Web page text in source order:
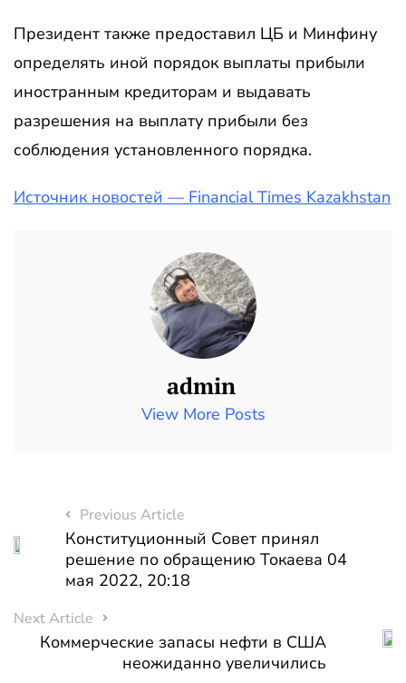
Президент также предоставил ЦБ и Минфину
определять иной порядок выплаты прибыли
иностранным кредиторам и выдавать
разрешения на выплату прибыли без
соблюдения установленного порядка.
Источник новостей — Financial Times Kazakhstan
admin
View More Posts
Previous Article
Конституционный Совет принял
решение по обращению Токаева 04
мая 2022, 20:18
Next Article
Коммерческие запасы нефти в США
неожиданно увеличились